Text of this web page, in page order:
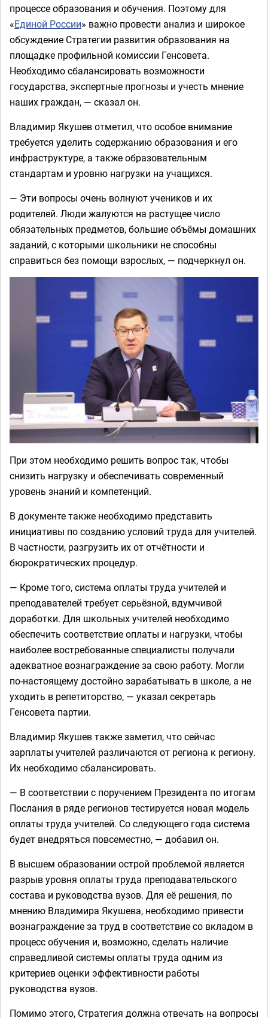
процессе образования и обучения. Поэтому для
«Единой России» важно провести анализ и широкое
обсуждение Стратегии развития образования на
площадке профильной комиссии Генсовета.
Необходимо сбалансировать возможности
государства, экспертные прогнозы и учесть мнение
наших граждан, — сказал он.
Владимир Якушев отметил, что особое внимание
требуется уделить содержанию образования и его
инфраструктуре, а также образовательным
стандартам и уровню нагрузки на учащихся.
— Эти вопросы очень волнуют учеников и их
родителей. Люди жалуются на растущее число
обязательных предметов, большие объёмы домашних
заданий, с которыми школьники не способны
справиться без помощи взрослых, — подчеркнул он.
При этом необходимо решить вопрос так, чтобы
снизить нагрузку и обеспечивать современный
уровень знаний и компетенций.
В документе также необходимо представить
инициативы по созданию условий труда для учителей.
В частности, разгрузить их от отчётности и
бюрократических процедур.
— Кроме того, система оплаты труда учителей и
преподавателей требует серьёзной, вдумчивой
доработки. Для школьных учителей необходимо
обеспечить соответствие оплаты и нагрузки, чтобы
наиболее востребованные специалисты получали
адекватное вознаграждение за свою работу. Могли
по-настоящему достойно зарабатывать в школе, а не
уходить в репетиторство, — указал секретарь
Генсовета партии.
Владимир Якушев также заметил, что сейчас
зарплаты учителей различаются от региона к региону.
Их необходимо сбалансировать.
— В соответствии с поручением Президента по итогам
Послания в ряде регионов тестируется новая модель
оплаты труда учителей. Со следующего года система
будет внедряться повсеместно, — добавил он.
В высшем образовании острой проблемой является
разрыв уровня оплаты труда преподавательского
состава и руководства вузов. Для её решения, по
мнению Владимира Якушева, необходимо привести
вознаграждение за труд в соответствие со вкладом в
процесс обучения и, возможно, сделать наличие
справедливой системы оплаты труда одним из
критериев оценки эффективности работы
руководства вузов.
Помимо этого, Стратегия должна отвечать на вопросы